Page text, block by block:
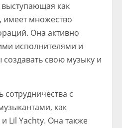
выступающая как
имеет множество
Она активно
исполнителями и
свою музыку и
сотрудничества с
как
Lil Yachty. Она также